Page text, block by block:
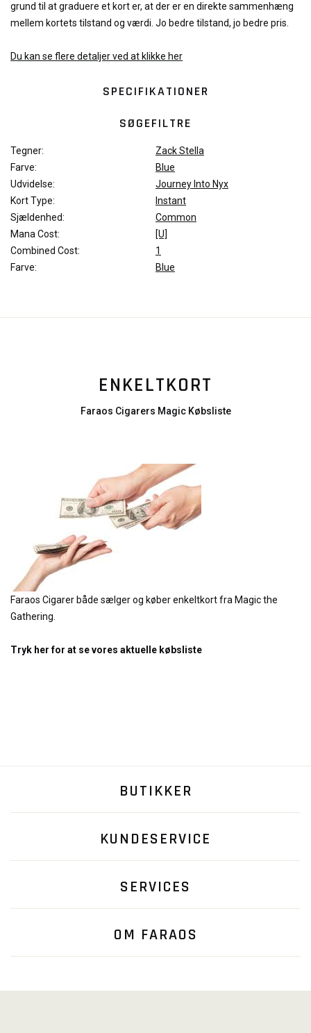
grund til at graduere et kort er, at der er en direkte sammenhæng
mellem kortets tilstand og værdi. Jo bedre tilstand, jo bedre pris.
Du kan se flere detaljer ved at klikke her
SPECIFIKATIONER
SØGEFILTRE
Tegner:
Zack Stella
Farve:
Blue
Udvidelse:
Journey Into Nyx
Kort Type:
Instant
Sjældenhed:
Common
Mana Cost:
[U]
Combined Cost:
1
Farve:
Blue
ENKELTKORT
Faraos Cigarers Magic Købsliste
Faraos Cigarer både sælger og køber enkeltkort fra Magic the
Gathering.
Tryk her for at se vores aktuelle købsliste
BUTIKKER
KUNDESERVICE
SERVICES
OM FARAOS